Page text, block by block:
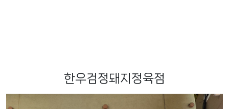
한우검정돼지정육점